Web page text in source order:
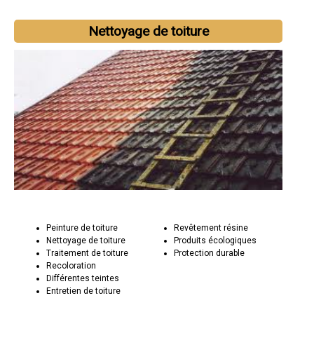
Nettoyage de toiture
Peinture de toiture
Nettoyage de toiture
Traitement de toiture
Recoloration
Différentes teintes
Entretien de toiture
Revêtement résine
Produits écologiques
Protection durable